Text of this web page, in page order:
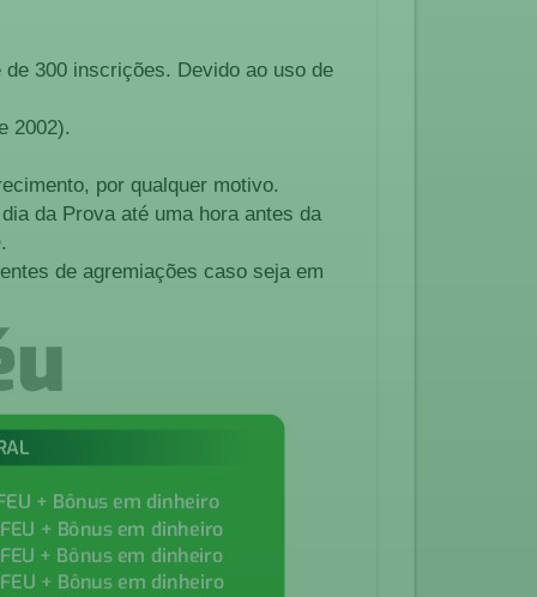
300 inscrições. Devido ao uso de
2002).
por qualquer motivo.
da Prova até uma hora antes da
de agremiações caso seja em